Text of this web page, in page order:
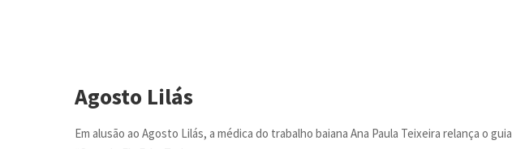
Agosto Lilás
Em alusão ao Agosto Lilás, a médica do trabalho baiana Ana Paula Teixeira relança o guia